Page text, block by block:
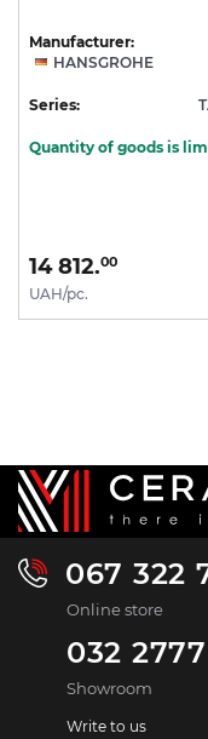
Manufacturer:
HANSGROHE
Series:
Quantity of goods is
14 812.00
UAH/pc.
067 322
Online store
032
Showroom
Write to us